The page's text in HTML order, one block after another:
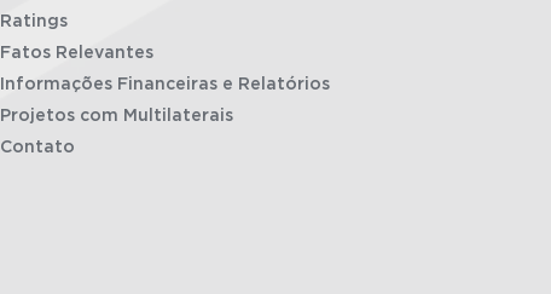
Ratings
Fatos Relevantes
Informações Financeiras e Relatórios
Projetos com Multilaterais
Contato